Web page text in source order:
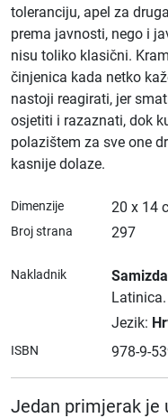
toleranciju, apel za
prema javnosti, nego i
nisu toliko klasični.
činjenica kada netko
nastoji reagirati, jer
osjetiti i razaznati, dok
polazištem za sve one
kasnije dolaze.
Dimenzije 20 x 14
Broj strana 297
Nakladnik
Latinica.
Jezik:
ISBN 978-9-
Jedan primjerak je